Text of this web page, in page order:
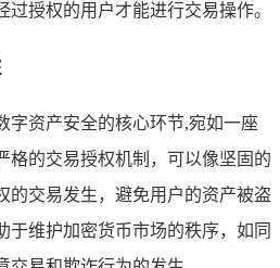
授权的用户才能进行交易操作。
字资产安全的核心环节,宛如一座
格的交易授权机制，可以像坚固的
的交易发生，避免用户的资产被盗
于维护加密货币市场的秩序，如同